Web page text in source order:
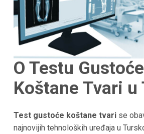
O Testu Gustoće
Koštane Tvari u
Test gustoće koštane tvarise
najnovijih tehnoloških uređaja u